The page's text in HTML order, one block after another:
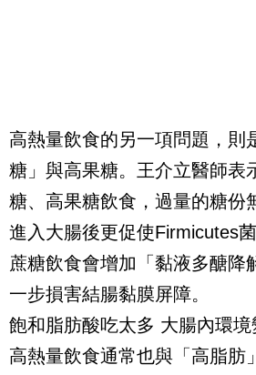
高熱量飲食的另一項問題，則
糖」與高果糖。王介立醫師表
糖、高果糖飲食，過量的糖份
進入大腸後更促使Firmicutes
蔗糖飲食會增加「黏液多醣降
一步損害結腸黏膜屏障。
飽和脂肪酸吃太多 大腸內環
高熱量飲食通常也與「高脂肪